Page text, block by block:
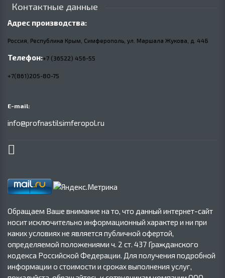
Контактные данные
Адрес производства:
Россия, Республика Крым, Симферополь, ул. Маршала Жукова, д. 44Б
Телефон:+7 (36522) 456-55
+7(861)205-80-75
E-mail:
info@profnastilsimferopol.ru
Обращаем Ваше внимание на то, что данный интернет-сайт
носит исключительно информационный характер и ни при
каких условиях не является публичной офертой,
определяемой положениями ч. 2 ст. 437 Гражданского
кодекса Российской Федерации. Для получения подробной
информации о стоимости и сроках выполнения услуг,